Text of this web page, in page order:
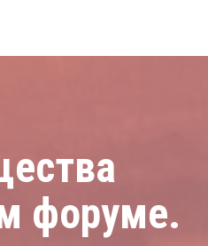
форуме.